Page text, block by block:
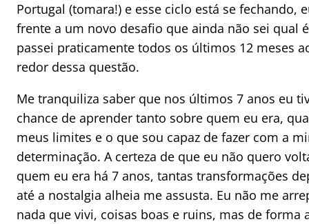
Portugal (tomara!) e esse ciclo está se fechando,
frente a um novo desafio que ainda não sei qual
passei praticamente todos os últimos 12 meses
redor dessa questão.
Me tranquiliza saber que nos últimos 7 anos eu
chance de aprender tanto sobre quem eu era,
meus limites e o que sou capaz de fazer com a
determinação. A certeza de que eu não quero
quem eu era há 7 anos, tantas transformações
até a nostalgia alheia me assusta. Eu não me
nada que vivi, coisas boas e ruins, mas de forma